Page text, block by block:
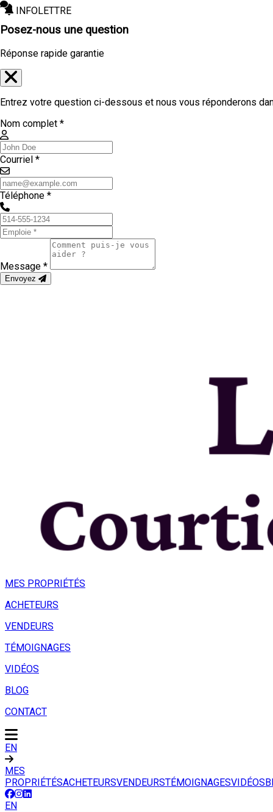
INFOLETTRE
MES PROPRIÉTÉS
ACHETEURS
VENDEURS
TÉMOIGNAGES
VIDÉOS
BLOG
CONTACT
EN
MES
PROPRIÉTÉSACHETEURSVENDEURSTÉMOIGNAGESVIDÉOS
EN
Posez-nous une question
Réponse rapide garantie
Entrez votre question ci-dessous et nous vous réponderons
Nom complet *
Courriel *
Téléphone *
Message *
Envoyez